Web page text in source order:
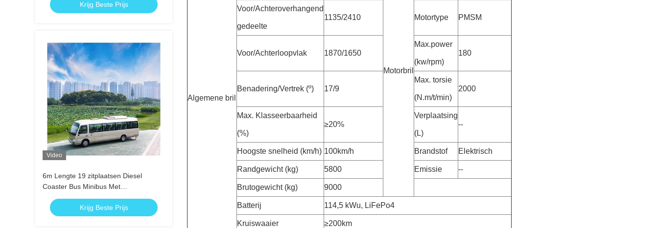
Krijg Beste Prijs
Video
6m Lengte 19 zitplaatsen Diesel
Coaster Bus Minibus Met
airconditioning
Krijg Beste Prijs
Algemene bril
Motorbril
Voor/Achteroverhangend
gedeelte
1135/2410 Motortype PMSM
Voor/Achterloopvlak 1870/1650
Max.power
(kw/rpm)
180
Benadering/Vertrek (º) 17/9
Max. torsie
(N.m/t/min)
2000
Max. Klasseerbaarheid
(%)
≥20%
Verplaatsing
(L)
--
Hoogste snelheid (km/h) 100km/h Brandstof Elektrisch
Randgewicht (kg) 5800 Emissie --
Brutogewicht (kg) 9000
Batterij 114,5 kWu, LiFePo4
Kruiswaaier ≥200km